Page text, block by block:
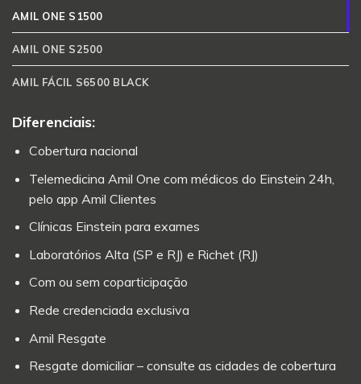
AMIL ONE S1500
AMIL ONE S2500
AMIL FÁCIL S6500 BLACK
Diferenciais:
Cobertura nacional
Telemedicina Amil One com médicos do Einstein 24h,
pelo app Amil Clientes
Clínicas Einstein para exames
Laboratórios Alta (SP e RJ) e Richet (RJ)
Com ou sem coparticipação
Rede credenciada exclusiva
Amil Resgate
Resgate domiciliar – consulte as cidades de cobertura